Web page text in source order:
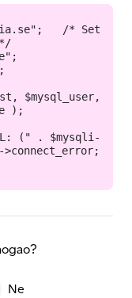
/* Set
$mysql_user,
);
(" . $mysqli-
Ne